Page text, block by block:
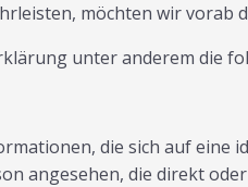
möchten wir
unter anderem die
die sich auf eine
angesehen, die direkt